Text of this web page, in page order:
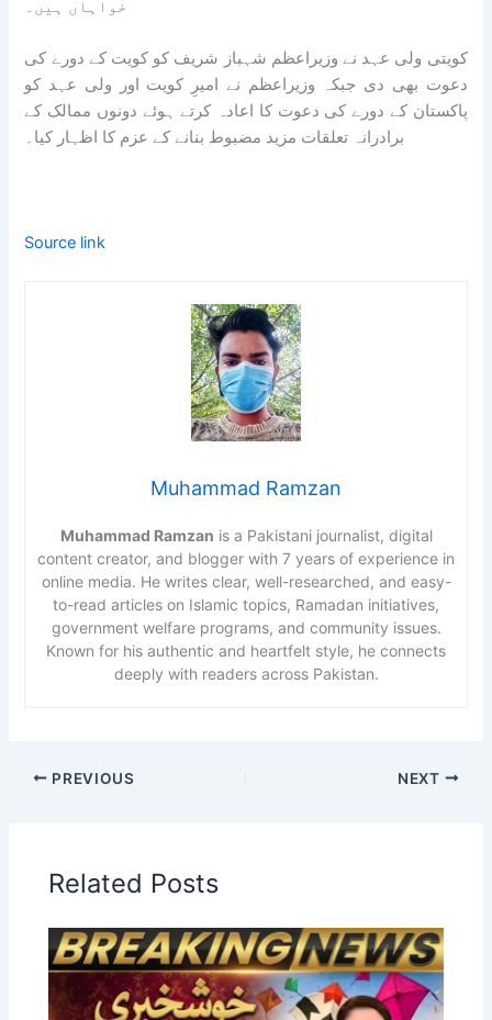
خواہاں ہیں۔
کویتی ولی عہد نے وزیراعظم شہباز شریف کو کویت کے دورے کی
دعوت بھی دی جبکہ وزیراعظم نے امیرِ کویت اور ولی عہد کو
پاکستان کے دورے کی دعوت کا اعادہ کرتے ہوئے دونوں ممالک کے
برادرانہ تعلقات مزید مضبوط بنانے کے عزم کا اظہار کیا۔
Source link
Muhammad Ramzan
Muhammad Ramzan is a Pakistani journalist, digital
content creator, and blogger with 7 years of experience in
online media. He writes clear, well-researched, and easy-
to-read articles on Islamic topics, Ramadan initiatives,
government welfare programs, and community issues.
Known for his authentic and heartfelt style, he connects
deeply with readers across Pakistan.
PREVIOUS NEXT
Related Posts